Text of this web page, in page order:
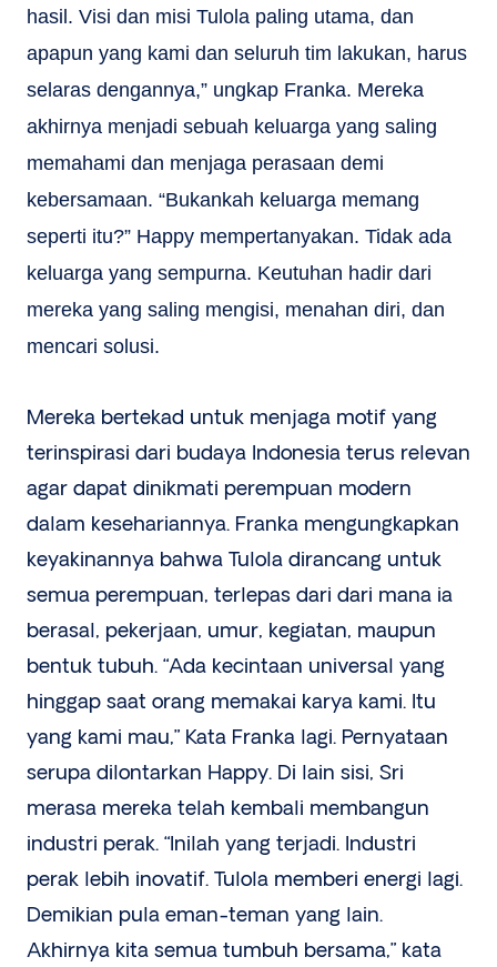
hasil. Visi dan misi Tulola paling utama, dan
apapun yang kami dan seluruh tim lakukan, harus
selaras dengannya,” ungkap Franka. Mereka
akhirnya menjadi sebuah keluarga yang saling
memahami dan menjaga perasaan demi
kebersamaan. “Bukankah keluarga memang
seperti itu?” Happy mempertanyakan. Tidak ada
keluarga yang sempurna. Keutuhan hadir dari
mereka yang saling mengisi, menahan diri, dan
mencari solusi.
Mereka bertekad untuk menjaga motif yang
terinspirasi dari budaya Indonesia terus relevan
agar dapat dinikmati perempuan modern
dalam kesehariannya. Franka mengungkapkan
keyakinannya bahwa Tulola dirancang untuk
semua perempuan, terlepas dari dari mana ia
berasal, pekerjaan, umur, kegiatan, maupun
bentuk tubuh. “Ada kecintaan universal yang
hinggap saat orang memakai karya kami. Itu
yang kami mau,” Kata Franka lagi. Pernyataan
serupa dilontarkan Happy. Di lain sisi, Sri
merasa mereka telah kembali membangun
industri perak. “Inilah yang terjadi. Industri
perak lebih inovatif. Tulola memberi energi lagi.
Demikian pula eman-teman yang lain.
Akhirnya kita semua tumbuh bersama,” kata